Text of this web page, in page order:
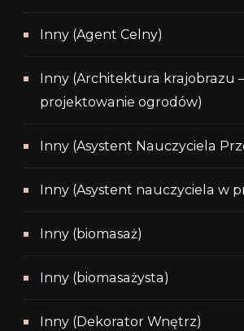
Inny (Agent Celny)
Inny (Architektura krajobrazu –
projektowanie ogrodów)
Inny (Asystent Nauczyciela
Inny (Asystent nauczyciela w
Inny (biomasaż)
Inny (biomasażysta)
Inny (Dekorator Wnętrz)